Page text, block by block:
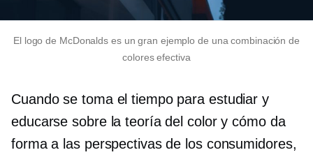
El logo de McDonalds es un gran ejemplo de una combinación de
colores efectiva
Cuando se toma el tiempo para estudiar y
educarse sobre la teoría del color y cómo da
forma a las perspectivas de los consumidores,